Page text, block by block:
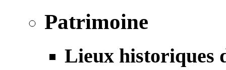
Patrimoine
Lieux historiques